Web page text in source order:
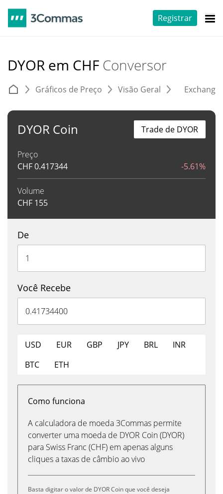
Registrar
DYOR em CHF Conversor
Gráficos de Preço Visão Geral
DYOR Coin
Preço
CHF0.417344 -5.61%
Volume
CHF 155
Trade de DYOR
De
Você Recebe
USD EUR GBP JPY BRL
INR
BTC
ETH
Como funciona
A calculadora de moeda 3Commas permite
converter uma moeda de DYOR Coin (DYOR)
para Swiss Franc (CHF) em apenas alguns
cliques a taxas de câmbio ao vivo
Basta digitar o valor de DYOR Coin que você deseja